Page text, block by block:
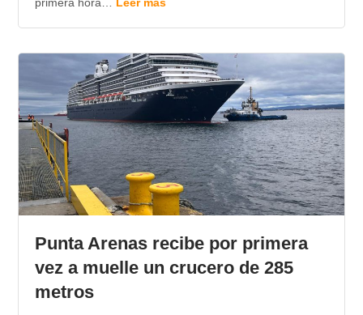
primera hora… Leer más
Punta Arenas recibe por primera
vez a muelle un crucero de 285
metros